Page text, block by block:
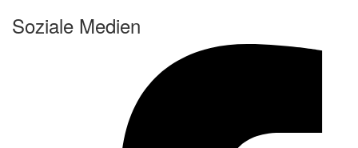
Soziale Medien